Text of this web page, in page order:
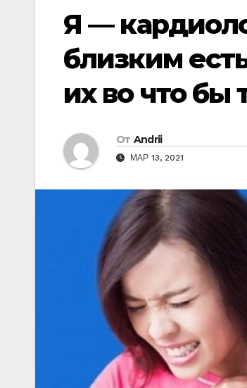
Я —
близким
их во что бы
От Andrii
МАР 13, 2021